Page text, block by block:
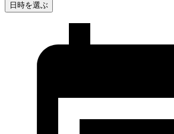
日時を選ぶ